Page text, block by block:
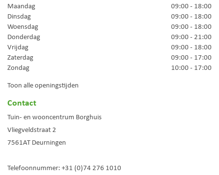
Maandag
09:00 - 18:00
Dinsdag
09:00 - 18:00
Woensdag
09:00 - 18:00
Donderdag
09:00 - 21:00
Vrijdag
09:00 - 18:00
Zaterdag
09:00 - 17:00
Zondag
10:00 - 17:00
Toon alle openingstijden
Contact
Tuin- en wooncentrum Borghuis
Vliegveldstraat 2
7561AT Deurningen
Telefoonnummer: +31 (0)74 276 1010